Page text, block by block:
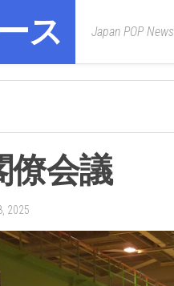
ス Japan POP News
僚会議
2025